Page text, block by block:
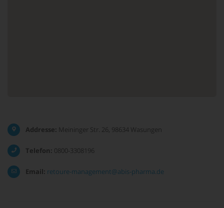
Addresse: Meininger Str. 26, 98634 Wasungen
Telefon: 0800-3308196
Email: retoure-management@abis-pharma.de